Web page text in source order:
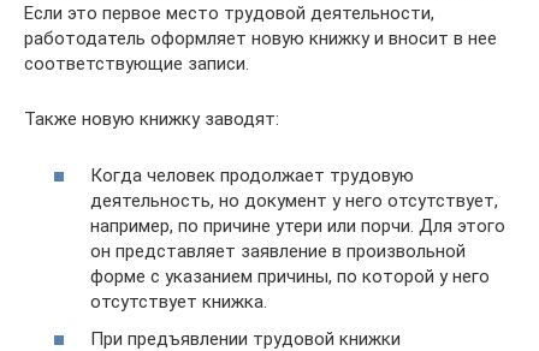
Если это первое место трудовой деятельности,
работодатель оформляет новую книжку и вносит в нее
соответствующие записи.
Также новую книжку заводят:
Когда человек продолжает трудовую
деятельность, но документ у него отсутствует,
например, по причине утери или порчи. Для этого
он представляет заявление в произвольной
форме с указанием причины, по которой у него
отсутствует книжка.
При предъявлении трудовой книжки